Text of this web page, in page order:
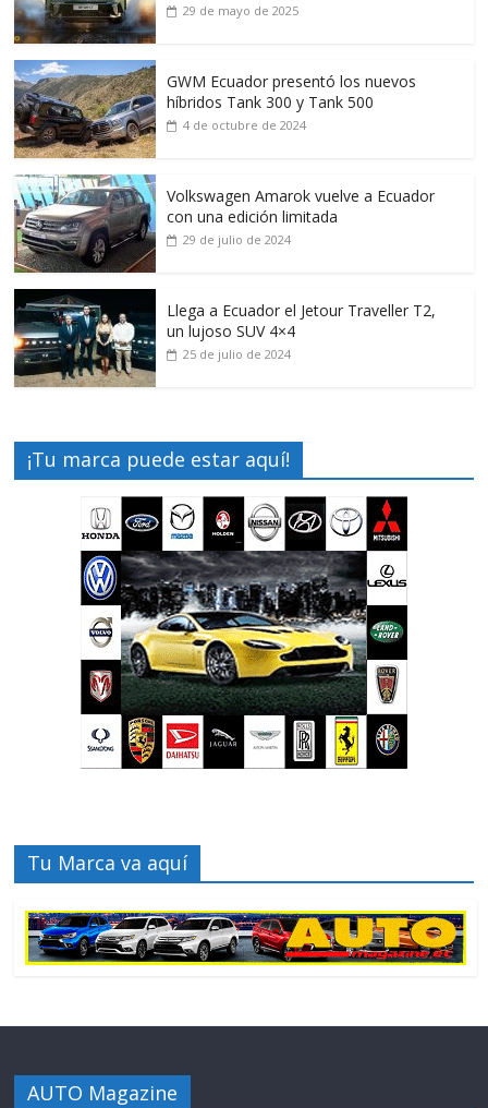
29 de mayo de 2025
GWM Ecuador presentó los nuevos
híbridos Tank 300 y Tank 500
4 de octubre de 2024
Volkswagen Amarok vuelve a Ecuador
con una edición limitada
29 de julio de 2024
Llega a Ecuador el Jetour Traveller T2,
un lujoso SUV 4×4
25 de julio de 2024
¡Tu marca puede estar aquí!
Tu Marca va aquí
AUTO Magazine